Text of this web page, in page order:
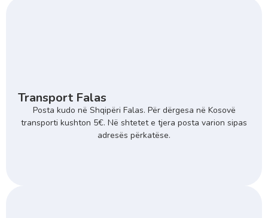
Transport Falas
Posta kudo në Shqipëri Falas. Për dërgesa në Kosovë
transporti kushton 5€. Në shtetet e tjera posta varion sipas
adresës përkatëse.